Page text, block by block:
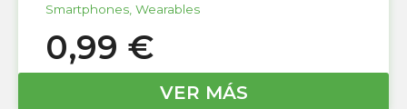
Smartphones Wearables
0,99 €
VER MÁS